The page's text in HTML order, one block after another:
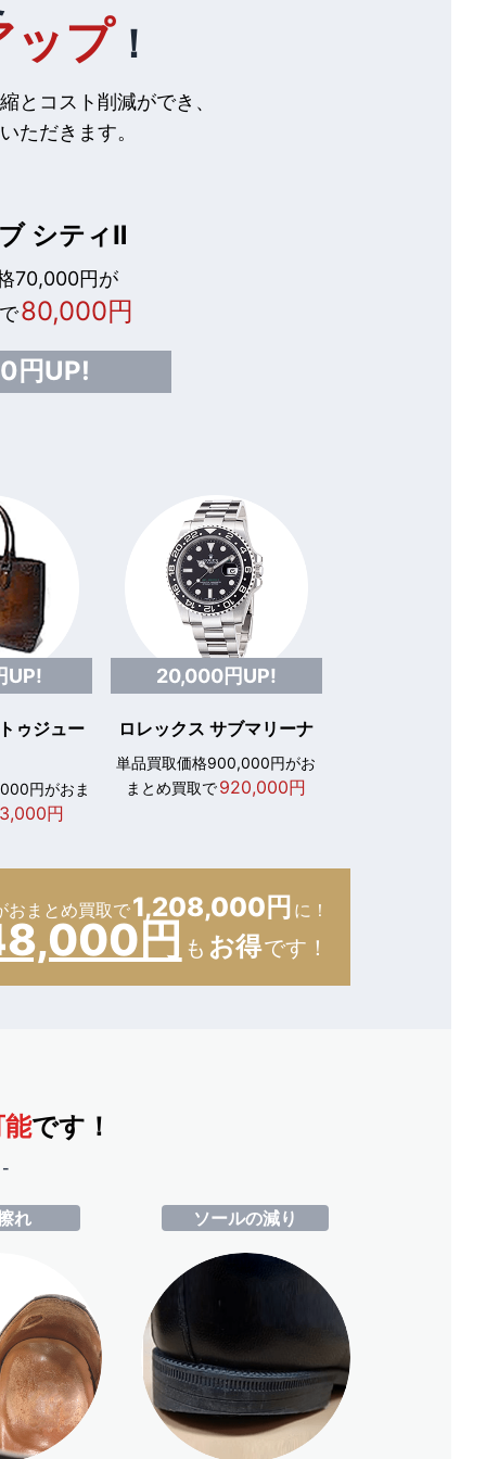
ップ ！
とコスト削減ができ、
ただきます。
シティⅡ
70,000円が
80,000円
円UP!
UP!
ゥジュー
円がおま
円
20,000円UP!
ロレックス サブマリーナ
単品買取価格900,000円がお
まとめ買取で920,000円
おまとめ買取で1,208,000円 に！
円 も お得です！
です！
-
れ ソールの減り